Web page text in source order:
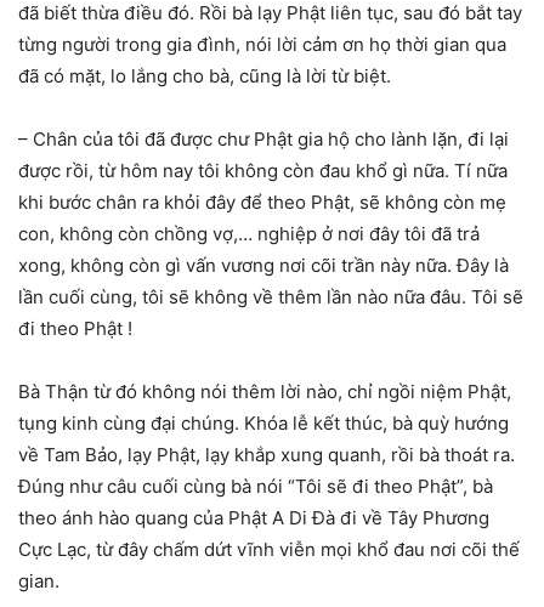
đã biết thừa điều đó. Rồi bà lạy Phật liên tục, sau đó bắt tay
từng người trong gia đình, nói lời cảm ơn họ thời gian qua
đã có mặt, lo lắng cho bà, cũng là lời từ biệt.
– Chân của tôi đã được chư Phật gia hộ cho lành lặn, đi lại
được rồi, từ hôm nay tôi không còn đau khổ gì nữa. Tí nữa
khi bước chân ra khỏi đây để theo Phật, sẽ không còn mẹ
con, không còn chồng vợ,… nghiệp ở nơi đây tôi đã trả
xong, không còn gì vấn vương nơi cõi trần này nữa. Đây là
lần cuối cùng, tôi sẽ không về thêm lần nào nữa đâu. Tôi sẽ
đi theo Phật !
Bà Thận từ đó không nói thêm lời nào, chỉ ngồi niệm Phật,
tụng kinh cùng đại chúng. Khóa lễ kết thúc, bà quỳ hướng
về Tam Bảo, lạy Phật, lạy khắp xung quanh, rồi bà thoát ra.
Đúng như câu cuối cùng bà nói “Tôi sẽ đi theo Phật”, bà
theo ánh hào quang của Phật A Di Đà đi về Tây Phương
Cực Lạc, từ đây chấm dứt vĩnh viễn mọi khổ đau nơi cõi thế
gian.